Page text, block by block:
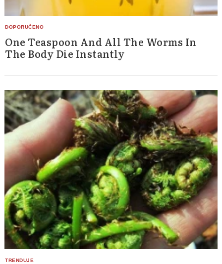
One Teaspoon And All The Worms In
The Body Die Instantly